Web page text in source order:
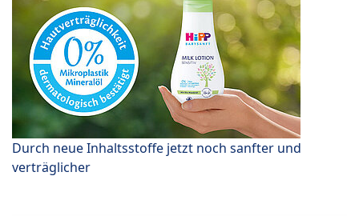
Durch neue Inhaltsstoffe jetzt noch sanfter und
verträglicher